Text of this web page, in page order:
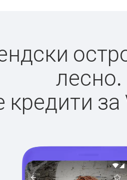
лесно.
кредити